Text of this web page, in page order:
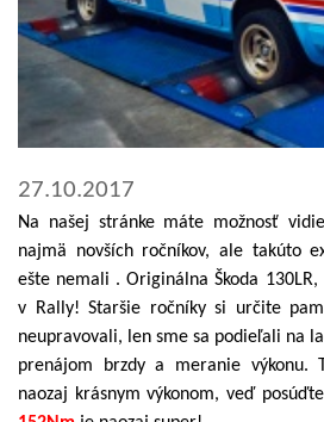
27.10.2017
Na našej stránke máte možnosť
najmä novších ročníkov, ale takúto
ešte nemali . Originálna Škoda
v Rally! Staršie ročníky si určite
neupravovali, len sme sa podieľali na
prenájom brzdy a meranie výkonu.
naozaj krásnym výkonom, veď